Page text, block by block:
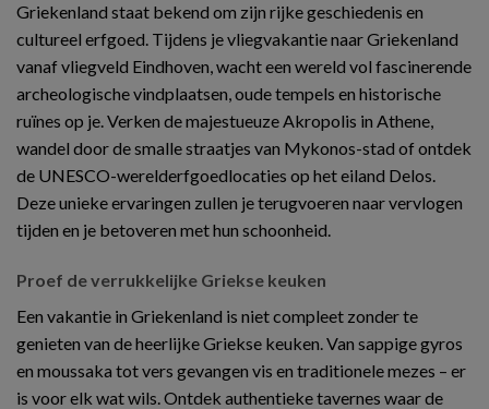
Griekenland staat bekend om zijn rijke geschiedenis en
cultureel erfgoed. Tijdens je vliegvakantie naar Griekenland
vanaf vliegveld Eindhoven, wacht een wereld vol fascinerende
archeologische vindplaatsen, oude tempels en historische
ruïnes op je. Verken de majestueuze Akropolis in Athene,
wandel door de smalle straatjes van Mykonos-stad of ontdek
de UNESCO-werelderfgoedlocaties op het eiland Delos.
Deze unieke ervaringen zullen je terugvoeren naar vervlogen
tijden en je betoveren met hun schoonheid.
Proef de verrukkelijke Griekse keuken
Een vakantie in Griekenland is niet compleet zonder te
genieten van de heerlijke Griekse keuken. Van sappige gyros
en moussaka tot vers gevangen vis en traditionele mezes – er
is voor elk wat wils. Ontdek authentieke tavernes waar de